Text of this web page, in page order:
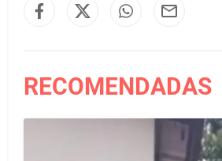
RECOMENDADAS